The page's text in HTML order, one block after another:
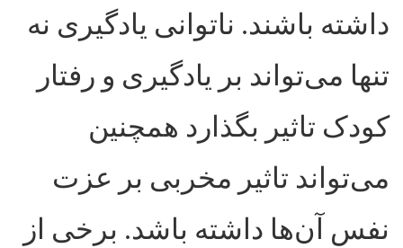
داشته باشند. ناتوانی یادگیری نه
تنها می‌تواند بر یادگیری و رفتار
کودک تاثیر بگذارد همچنین
می‌تواند تاثیر مخربی بر عزت
نفس آن‌ها داشته باشد. برخی از